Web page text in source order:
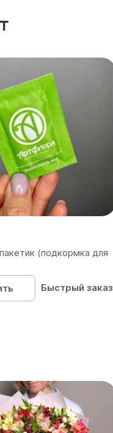
(подкормка для
Быстрый заказ